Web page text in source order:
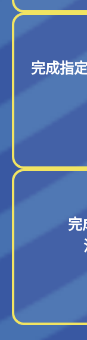
完成指
完